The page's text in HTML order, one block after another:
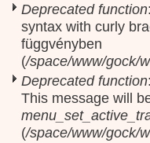
Deprecated function
syntax with curly
függvényben
(/space/www/gock/
Deprecated function
This message will
(/space/www/gock/